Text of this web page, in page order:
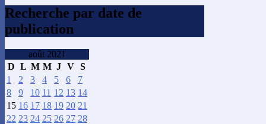
Recherche par date de
publication
août 2021
D L M M J V S
1
2 3 4 5 6
7
8
9 10 11 12 13 14
15 16 17 18 19 20 21
22 23 24 25 26 27 28